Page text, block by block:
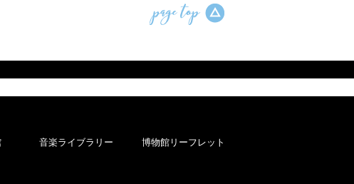
音楽ライブラリー 博物館リーフレット